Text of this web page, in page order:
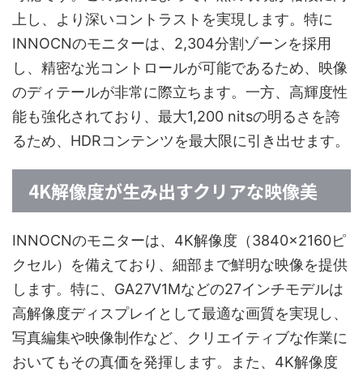
上し、より深いコントラストを実現します。特に
INNOCNのモニターは、2,304分割ゾーンを採用
し、精密な光コントロールが可能であるため、映像
のディテールが非常に際立ちます。一方、高輝度性
能も強化されており、最大1,200 nitsの明るさを誇
るため、HDRコンテンツを最大限に引き出せます。
4K解像度が生み出すクリアな映像美
INNOCNのモニターは、4K解像度（3840×2160ピ
クセル）を備えており、細部まで鮮明な映像を提供
します。特に、GA27V1Mなどの27インチモデルは
高解像度ディスプレイとして最適な画質を実現し、
写真編集や映像制作など、クリエイティブな作業に
おいてもその真価を発揮します。また、4K解像度